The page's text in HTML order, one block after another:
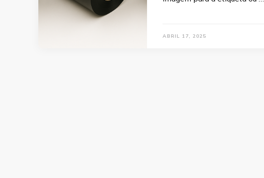
ABRIL 17, 2025